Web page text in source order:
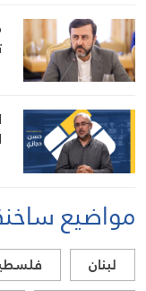
مواضيع
لبنان